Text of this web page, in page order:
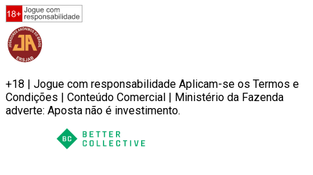
+18 | Jogue com responsabilidade Aplicam-se os Termos e
Condições | Conteúdo Comercial | Ministério da Fazenda
adverte: Aposta não é investimento.